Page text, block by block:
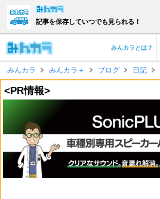
記事を保存していつでも見られる！
みんカラとは？
みんカラ みんカラ＋ ブログ 日記
<PR情報>